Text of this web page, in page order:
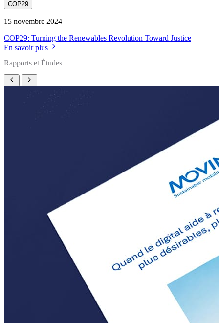
COP29
15 novembre 2024
COP29: Turning the Renewables Revolution Toward Justice
En savoir plus
Rapports et Études